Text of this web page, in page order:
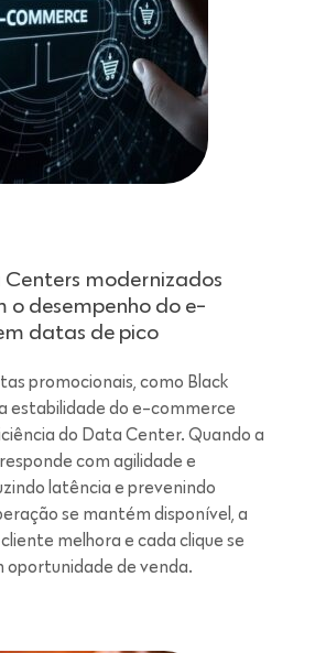
modernizados
o desempenho do e-
datas de pico
promocionais, como Black
estabilidade do e-commerce
do Data Center. Quando a
com agilidade e
latência e prevenindo
se mantém disponível, a
melhora e cada clique se
oportunidade de venda.